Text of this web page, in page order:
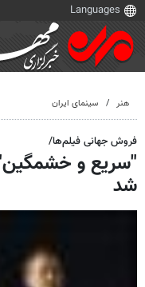
هنر سینمای ایران
فروش جهانی فیلم‌ها/
"سریع و
شد